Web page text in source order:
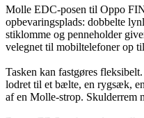
Molle EDC-posen til Oppo
opbevaringsplads: dobbelte
stiklomme og penneholder
velegnet til mobiltelefoner op
Tasken kan fastgøres
lodret til et bælte, en rygsæk,
af en Molle-strop. Skulderrem